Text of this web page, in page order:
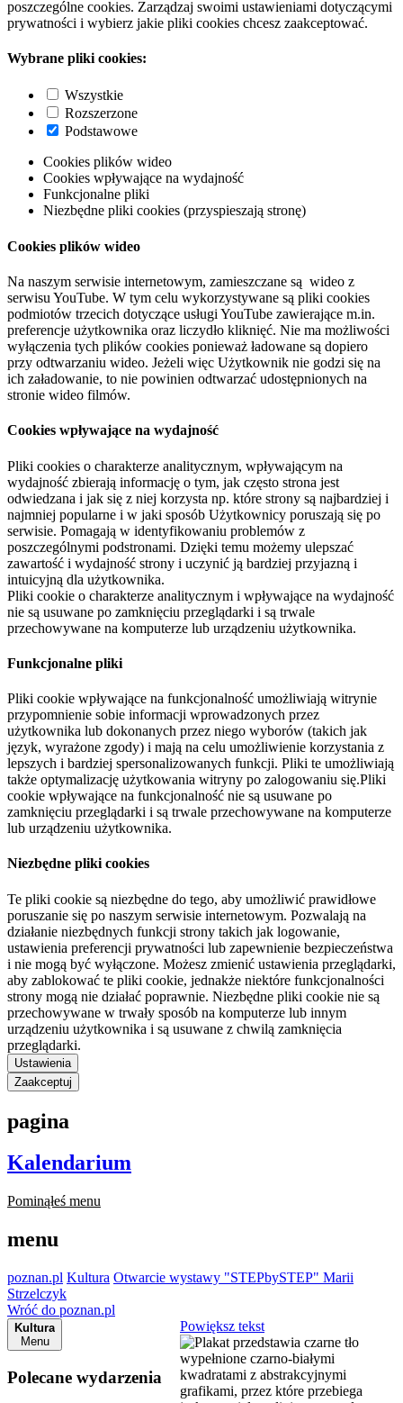
poszczególne cookies. Zarządzaj swoimi ustawieniami dotyczącymi
prywatności i wybierz jakie pliki cookies chcesz zaakceptować.
Wybrane pliki cookies:
Wszystkie
Rozszerzone
Podstawowe
Cookies plików wideo
Cookies wpływające na wydajność
Funkcjonalne pliki
Niezbędne pliki cookies (przyspieszają stronę)
Cookies plików wideo
Na naszym serwisie internetowym, zamieszczane są wideo z
serwisu YouTube. W tym celu wykorzystywane są pliki cookies
podmiotów trzecich dotyczące usługi YouTube zawierające m.in.
preferencje użytkownika oraz liczydło kliknięć. Nie ma możliwości
wyłączenia tych plików cookies ponieważ ładowane są dopiero
przy odtwarzaniu wideo. Jeżeli więc Użytkownik nie godzi się na
ich załadowanie, to nie powinien odtwarzać udostępnionych na
stronie wideo filmów.
Cookies wpływające na wydajność
Pliki cookies o charakterze analitycznym, wpływającym na
wydajność zbierają informację o tym, jak często strona jest
odwiedzana i jak się z niej korzysta np. które strony są najbardziej i
najmniej popularne i w jaki sposób Użytkownicy poruszają się po
serwisie. Pomagają w identyfikowaniu problemów z
poszczególnymi podstronami. Dzięki temu możemy ulepszać
zawartość i wydajność strony i uczynić ją bardziej przyjazną i
intuicyjną dla użytkownika.
Pliki cookie o charakterze analitycznym i wpływające na wydajność
nie są usuwane po zamknięciu przeglądarki i są trwale
przechowywane na komputerze lub urządzeniu użytkownika.
Funkcjonalne pliki
Pliki cookie wpływające na funkcjonalność umożliwiają witrynie
przypomnienie sobie informacji wprowadzonych przez
użytkownika lub dokonanych przez niego wyborów (takich jak
język, wyrażone zgody) i mają na celu umożliwienie korzystania z
lepszych i bardziej spersonalizowanych funkcji. Pliki te umożliwiają
także optymalizację użytkowania witryny po zalogowaniu się.Pliki
cookie wpływające na funkcjonalność nie są usuwane po
zamknięciu przeglądarki i są trwale przechowywane na komputerze
lub urządzeniu użytkownika.
Niezbędne pliki cookies
Te pliki cookie są niezbędne do tego, aby umożliwić prawidłowe
poruszanie się po naszym serwisie internetowym. Pozwalają na
działanie niezbędnych funkcji strony takich jak logowanie,
ustawienia preferencji prywatności lub zapewnienie bezpieczeństwa
i nie mogą być wyłączone. Możesz zmienić ustawienia przeglądarki,
aby zablokować te pliki cookie, jednakże niektóre funkcjonalności
strony mogą nie działać poprawnie. Niezbędne pliki cookie nie są
przechowywane w trwały sposób na komputerze lub innym
urządzeniu użytkownika i są usuwane z chwilą zamknięcia
przeglądarki.
Ustawienia
Zaakceptuj
pagina
Kalendarium
Pominąłeś menu
menu
poznan.pl Kultura Otwarcie wystawy "STEPbySTEP" Marii
Strzelczyk
Wróć do poznan.pl
Kultura
Menu
Polecane wydarzenia
Powiększ tekst